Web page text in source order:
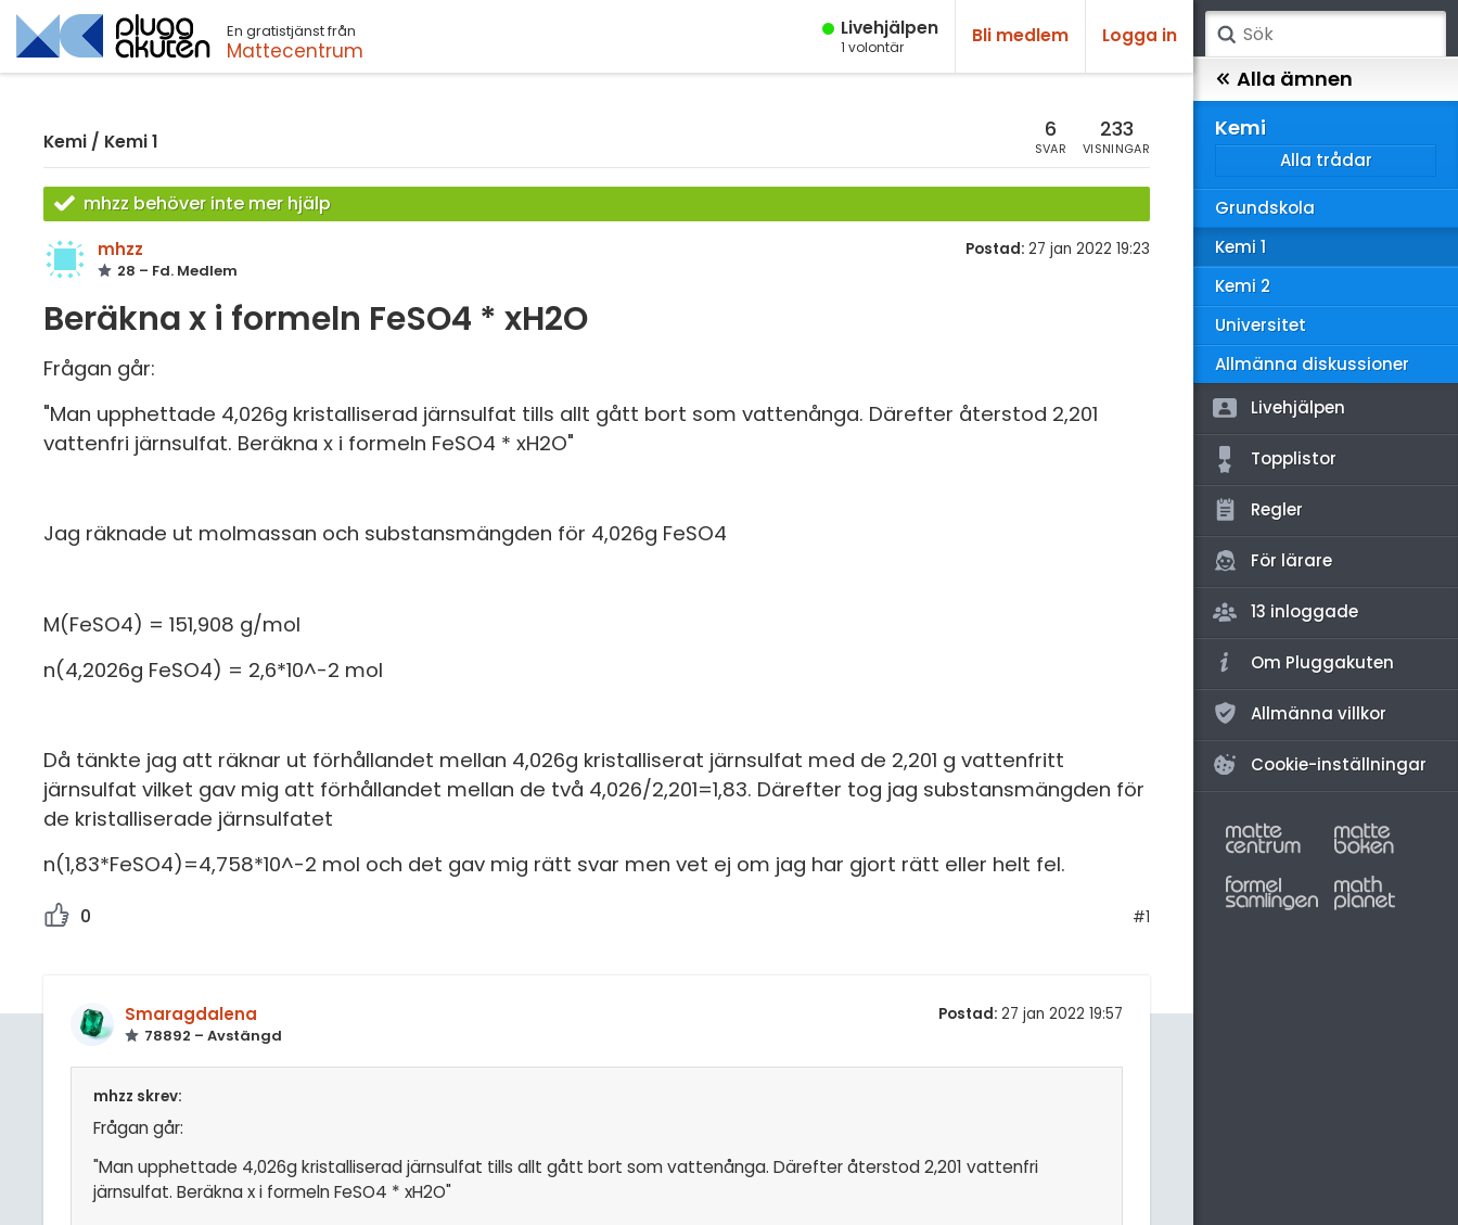
En gratistjänst från
Mattecentrum
Live­hjälpen
1 volontär
Bli medlem Logga in
Kemi / Kemi 1 6
SVAR
233
VISNINGAR
mhzz behöver inte mer hjälp
mhzz
28 – Fd. Medlem
Postad: 27 jan 2022 19:23
Beräkna x i formeln FeSO4 * xH2O
Frågan går:
"Man upphettade 4,026g kristalliserad järnsulfat tills allt gått bort som vattenånga. Därefter återstod 2,201
vattenfri järnsulfat. Beräkna x i formeln FeSO4 * xH2O"
Jag räknade ut molmassan och substansmängden för 4,026g FeSO4
M(FeSO4) = 151,908 g/mol
n(4,2026g FeSO4) = 2,6*10^-2 mol
Då tänkte jag att räknar ut förhållandet mellan 4,026g kristalliserat järnsulfat med de 2,201 g vattenfritt
järnsulfat vilket gav mig att förhållandet mellan de två 4,026/2,201=1,83. Därefter tog jag substansmängden för
de kristalliserade järnsulfatet
n(1,83*FeSO4)=4,758*10^-2 mol och det gav mig rätt svar men vet ej om jag har gjort rätt eller helt fel.
0 #1
Smaragdalena
78892 – Avstängd
Postad: 27 jan 2022 19:57
mhzz skrev:
Frågan går:
"Man upphettade 4,026g kristalliserad järnsulfat tills allt gått bort som vattenånga. Därefter återstod 2,201 vattenfri
järnsulfat. Beräkna x i formeln FeSO4 * xH2O"
Sök
Matematik
Kemi
Alla ämnen
Kemi
Alla trådar
Grundskola
Kemi 1
Kemi 2
Universitet
Allmänna diskussioner
Livehjälpen
Topplistor
Regler
För lärare
13 inloggade
Om Pluggakuten
Allmänna villkor
Cookie-inställningar
Biologi
Teknik & Bygg
Engelska